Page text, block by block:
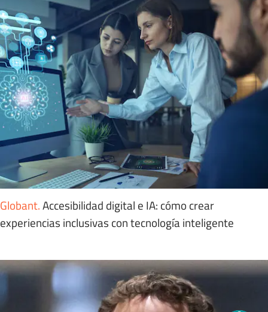
Globant.Accesibilidad digital e IA: cómo crear
experiencias inclusivas con tecnología inteligente